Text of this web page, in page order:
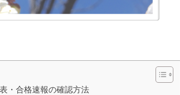
・合格速報の確認方法